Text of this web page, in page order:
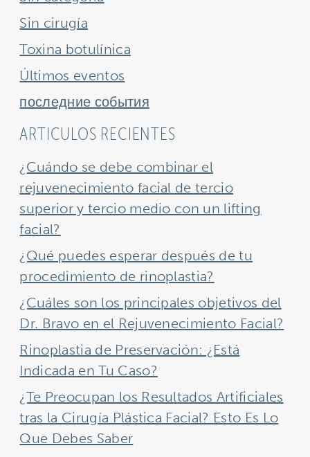
Sin cirugía
Toxina botulínica
Últimos eventos
последние события
ARTICULOS RECIENTES
¿Cuándo se debe combinar el
rejuvenecimiento facial de tercio
superior y tercio medio con un lifting
facial?
¿Qué puedes esperar después de tu
procedimiento de rinoplastia?
¿Cuáles son los principales objetivos del
Dr. Bravo en el Rejuvenecimiento Facial?
Rinoplastia de Preservación: ¿Está
Indicada en Tu Caso?
¿Te Preocupan los Resultados Artificiales
tras la Cirugía Plástica Facial? Esto Es Lo
Que Debes Saber